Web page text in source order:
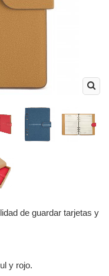
de guardar tarjetas y
y rojo.